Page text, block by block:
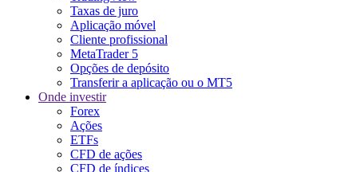
Taxas de juro
Aplicação móvel
Cliente profissional
MetaTrader 5
Opções de depósito
Transferir a aplicação ou o MT5
Onde investir
Forex
Ações
ETFs
CFD de ações
CFD de índices